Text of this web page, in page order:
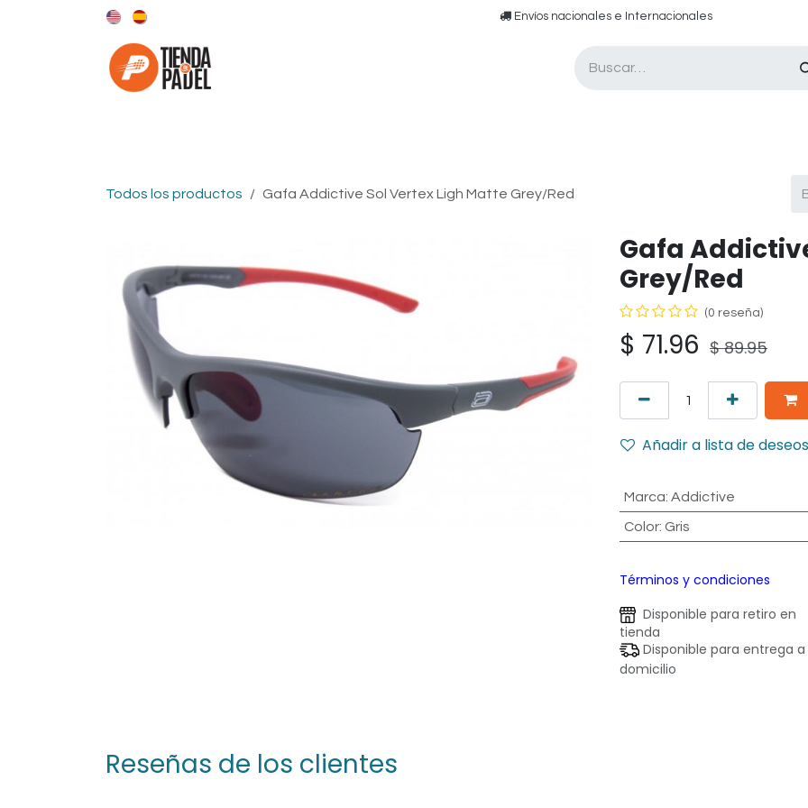
​​ E​nvíos nacionales e ​​​Internacionales​
Todos los productos Gafa Addictive Sol Vertex Ligh Matte Grey/Red
Gafa
Grey/Red
(0 reseña)
$ 71.96 $89.95
Añadir a lista de deseos
Marca: Addictive
Color: Gris
Términos y condiciones
Disponible para retiro en
tienda
Disponible para entrega a
domicilio
Reseñas de los clientes